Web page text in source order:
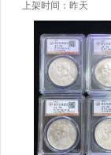
上架时间：昨天